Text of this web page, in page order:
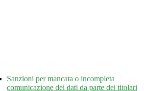
Sanzioni per mancata o incompleta
comunicazione dei dati da parte dei titolari